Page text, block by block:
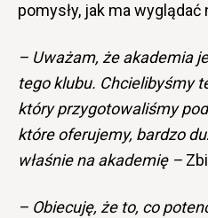
pomysły, jak ma wyglądać
– Uważam, że akademia
tego klubu. Chcielibyśmy
który przygotowaliśmy
które oferujemy, bardzo
właśnie na akademię –
– Obiecuję, że to, co